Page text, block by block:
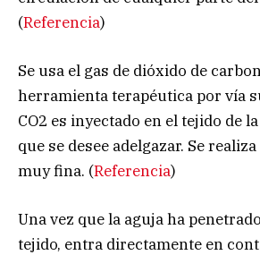
(Referencia)
Se usa el gas de dióxido de
herramienta terapéutica por vía
CO2 es inyectado en el tejido de
que se desee adelgazar. Se
muy fina. (Referencia)
Una vez que la aguja ha
tejido, entra directamente en